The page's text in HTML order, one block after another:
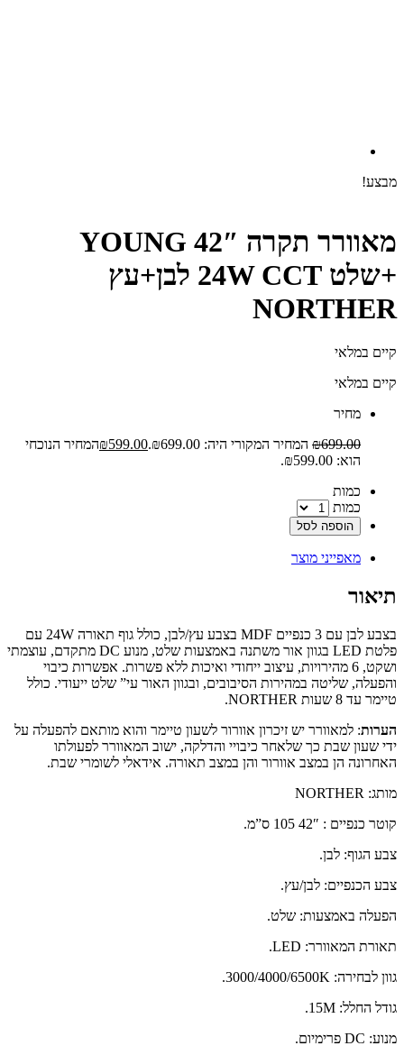
מבצע!
מאוורר תקרה 42″ YOUNG
+שלט 24W CCT לבן+עץ
NORTHER
קיים במלאי‬
קיים במלאי
‫מחיר‬
₪699.00 המחיר המקורי היה: ₪699.00. ₪599.00
המחיר הנוכחי
הוא: ₪599.00.
‫כמות‬
כמות
הוספה לסל
מאפייני מוצר
תיאור
בצבע לבן עם 3 כנפיים MDF בצבע עץ/לבן, כולל גוף תאורה 24W עם
פלטת LED בגוון אור משתנה באמצעות שלט, מנוע DC מתקדם, עוצמתי
ושקט, 6 מהירויות, עיצוב ייחודי ואיכות ללא פשרות. אפשרות כיבוי
והפעלה, שליטה במהירות הסיבובים, ובגוון האור עי” שלט ייעודי. כולל
טיימר עד 8 שעות NORTHER.
הערות: למאוורר יש זיכרון אוורור לשעון טיימר והוא מותאם להפעלה על
ידי שעון שבת כך שלאחר כיבויי והדלקה, ישוב המאוורר לפעולתו
האחרונה הן במצב אוורור והן במצב תאורה. אידאלי לשומרי שבת.
מותג: NORTHER
קוטר כנפיים : 42″ 105 ס”מ.
צבע הגוף: לבן.
צבע הכנפיים: לבן/עץ.
הפעלה באמצעות: שלט.
תאורת המאוורר: LED.
גוון לבחירה: 3000/4000/6500K.
גודל החלל: 15M.
מנוע: DC פרימיום.